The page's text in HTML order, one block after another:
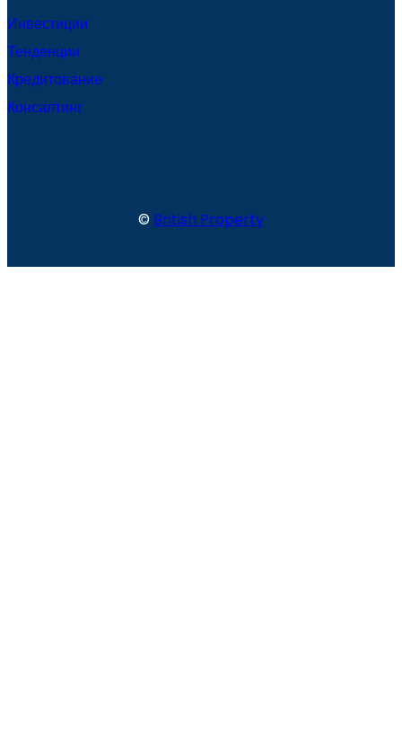
Инвестиции
Тенденции
Кредитование
Консалтинг
© British Property